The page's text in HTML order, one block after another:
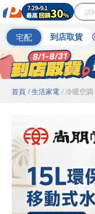
宅配 到店取貨
首頁 / 生活家電 / 冷暖空調